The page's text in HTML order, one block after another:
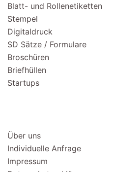
Blatt- und Rollenetiketten
Stempel
Digitaldruck
SD Sätze / Formulare
Broschüren
Briefhüllen
Startups
Über uns
Individuelle Anfrage
Impressum